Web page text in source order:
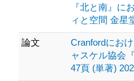
『北と南』に
ィと空間 金星
論文
Cranfordにお
ャスケル協会
47頁 (単著)